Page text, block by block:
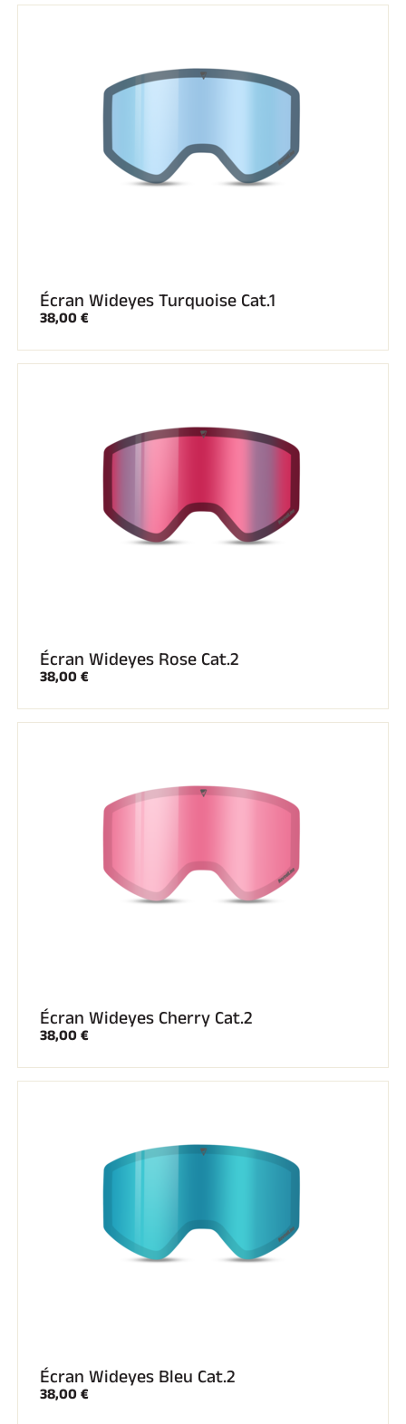
Écran Wideyes Turquoise Cat.1
38,00 €
Écran Wideyes Rose Cat.2
38,00 €
Écran Wideyes Cherry Cat.2
38,00 €
Écran Wideyes Bleu Cat.2
38,00 €